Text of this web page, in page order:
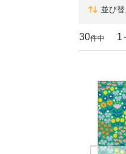
並び替
30件中 1